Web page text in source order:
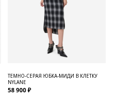
ТЕМНО-СЕРАЯ ЮБКА-МИДИ В КЛЕТКУ
NYLANE
58 900 ₽